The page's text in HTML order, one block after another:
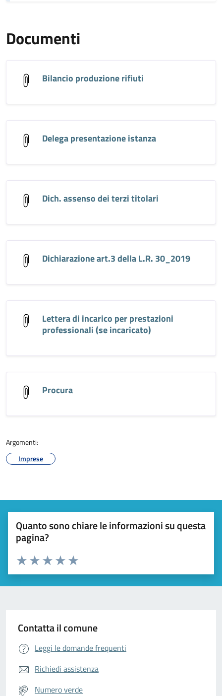
Documenti
Bilancio produzione rifiuti
Delega presentazione istanza
Dich. assenso dei terzi titolari
Dichiarazione art.3 della L.R. 30_2019
Lettera di incarico per prestazioni
professionali (se incaricato)
Procura
Argomenti:
Imprese
Quanto sono chiare le informazioni su questa
pagina?
Valuta da 1 a 5 stelle la pagina
Valuta 5 stelle su 5
Valuta 4 stelle su 5
Valuta 3 stelle su 5
Valuta 2 stelle su 5
Valuta 1 stelle su 5
Contatta il comune
Leggi le domande frequenti
Richiedi assistenza
Numero verde